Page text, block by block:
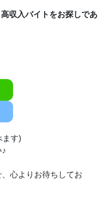
収入バイトをお探しであ
す)
心よりお待ちしてお